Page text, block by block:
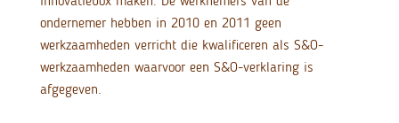
ondernemer hebben in 2010 en 2011 geen
werkzaamheden verricht die kwalificeren als S&O-
werkzaamheden waarvoor een S&O-verklaring is
afgegeven.